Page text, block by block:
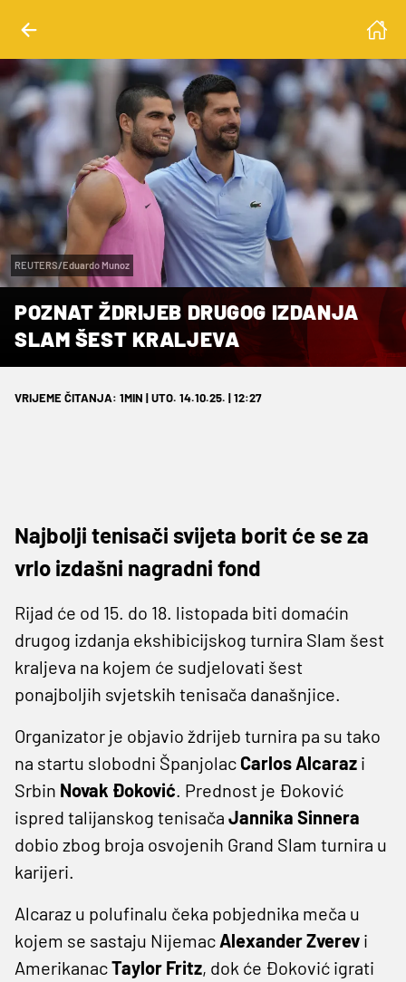
REUTERS/Eduardo Munoz
POZNAT ŽDRIJEB DRUGOG IZDANJA
SLAM ŠEST KRALJEVA
VRIJEME ČITANJA: 1MIN | UTO. 14.10.25. | 12:27
Najbolji tenisači svijeta borit će se za
vrlo izdašni nagradni fond
Rijad će od 15. do 18. listopada biti domaćin
drugog izdanja ekshibicijskog turnira Slam šest
kraljeva na kojem će sudjelovati šest
ponajboljih svjetskih tenisača današnjice.
Organizator je objavio ždrijeb turnira pa su tako
na startu slobodni Španjolac Carlos Alcaraz i
Srbin Novak Đoković. Prednost je Đoković
ispred talijanskog tenisača Jannika Sinnera
dobio zbog broja osvojenih Grand Slam turnira u
karijeri.
Alcaraz u polufinalu čeka pobjednika meča u
kojem se sastaju Nijemac Alexander Zverev i
AmerikanacTaylor Fritz, dok će Đoković igrati